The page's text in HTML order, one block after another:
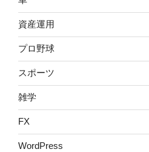
資産運用
プロ野球
スポーツ
雑学
FX
WordPress